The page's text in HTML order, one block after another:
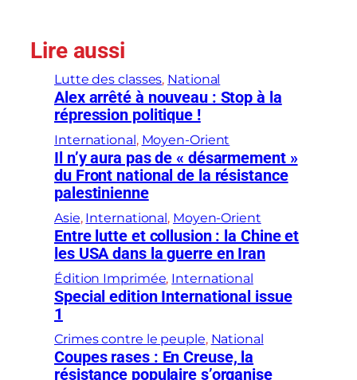
Lire aussi
Lutte des classes, National
Alex arrêté à nouveau : Stop à la
répression politique !
International , Moyen-Orient
Il n’y aura pas de « désarmement »
du Front national de la résistance
palestinienne
Asie, International , Moyen-Orient
Entre lutte et collusion : la Chine et
les USA dans la guerre en Iran
Édition Imprimée, International
Special edition International issue
1
Crimes contre le peuple, National
Coupes rases : En Creuse, la
résistance populaire s’organise